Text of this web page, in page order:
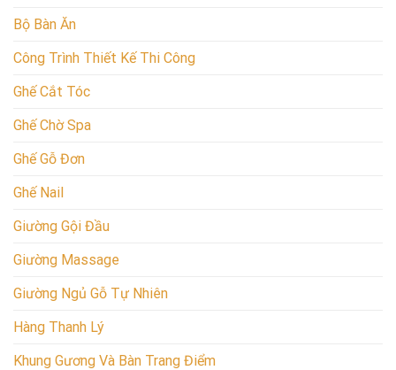
Bộ Bàn Ăn
Công Trình Thiết Kế Thi Công
Ghế Cắt Tóc
Ghế Chờ Spa
Ghế Gỗ Đơn
Ghế Nail
Giường Gội Đầu
Giường Massage
Giường Ngủ Gỗ Tự Nhiên
Hàng Thanh Lý
Khung Gương Và Bàn Trang Điểm